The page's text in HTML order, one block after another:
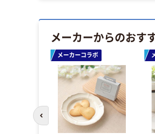
メーカーからのおす
メーカーコラボ
前のスライドへ